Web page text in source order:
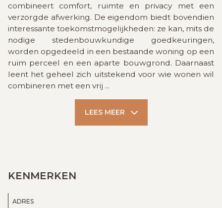
combineert comfort, ruimte en privacy met een
verzorgde afwerking. De eigendom biedt bovendien
interessante toekomstmogelijkheden: ze kan, mits de
nodige stedenbouwkundige goedkeuringen,
worden opgedeeld in een bestaande woning op een
ruim perceel en een aparte bouwgrond. Daarnaast
leent het geheel zich uitstekend voor wie wonen wil
combineren met een vrij ...
LEES MEER
KENMERKEN
ADRES